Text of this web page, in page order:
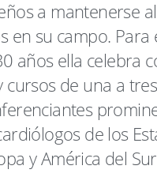
a mantenerse
en su campo. Para
años ella celebra
cursos de una a
de los
y América del